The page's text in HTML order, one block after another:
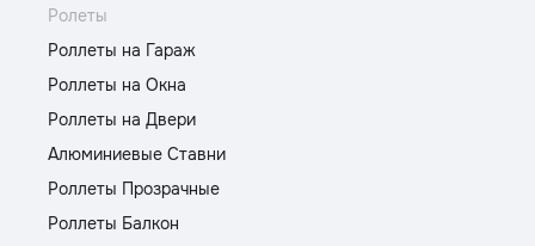
Ролеты
Роллеты на Гараж
Роллеты на Окна
Роллеты на Двери
Алюминиевые Ставни
Роллеты Прозрачные
Роллеты Балкон